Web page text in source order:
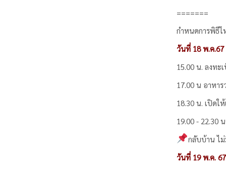
=======
กำหนดการพิธีไ
วันที่ 18 พ.ค.67
15.00 น. ลงท
17.00 น อาหา
18.30 น. เปิดใ
19.00 - 22.30
กลับบ้าน ไ
วันที่ 19 พ.ค. 67